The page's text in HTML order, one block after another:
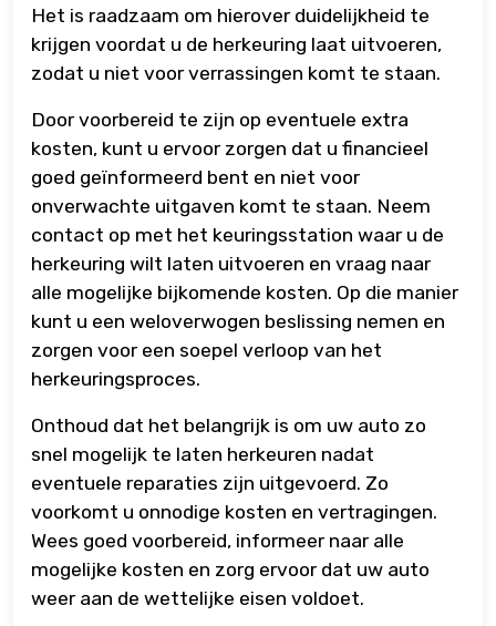
Het is raadzaam om hierover duidelijkheid te
krijgen voordat u de herkeuring laat uitvoeren,
zodat u niet voor verrassingen komt te staan.
Door voorbereid te zijn op eventuele extra
kosten, kunt u ervoor zorgen dat u financieel
goed geïnformeerd bent en niet voor
onverwachte uitgaven komt te staan. Neem
contact op met het keuringsstation waar u de
herkeuring wilt laten uitvoeren en vraag naar
alle mogelijke bijkomende kosten. Op die manier
kunt u een weloverwogen beslissing nemen en
zorgen voor een soepel verloop van het
herkeuringsproces.
Onthoud dat het belangrijk is om uw auto zo
snel mogelijk te laten herkeuren nadat
eventuele reparaties zijn uitgevoerd. Zo
voorkomt u onnodige kosten en vertragingen.
Wees goed voorbereid, informeer naar alle
mogelijke kosten en zorg ervoor dat uw auto
weer aan de wettelijke eisen voldoet.